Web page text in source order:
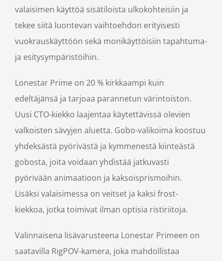
valaisimen käyttöä sisätiloista ulkokohteisiin ja
tekee siitä luontevan vaihtoehdon erityisesti
vuokrauskäyttöön sekä monikäyttöisiin tapahtuma-
ja esitysympäristöihin.
Lonestar Prime on 20 % kirkkaampi kuin
edeltäjänsä ja tarjoaa parannetun värintoiston.
Uusi CTO-kiekko laajentaa käytettävissä olevien
valkoisten sävyjen aluetta. Gobo-valikoima koostuu
yhdeksästä pyörivästä ja kymmenestä kiinteästä
gobosta, joita voidaan yhdistää jatkuvasti
pyörivään animaatioon ja kaksoisprismoihin.
Lisäksi valaisimessa on veitset ja kaksi frost-
kiekkoa, jotka toimivat ilman optisia ristiriitoja.
Valinnaisena lisävarusteena Lonestar Primeen on
saatavilla RigPOV-kamera, joka mahdollistaa